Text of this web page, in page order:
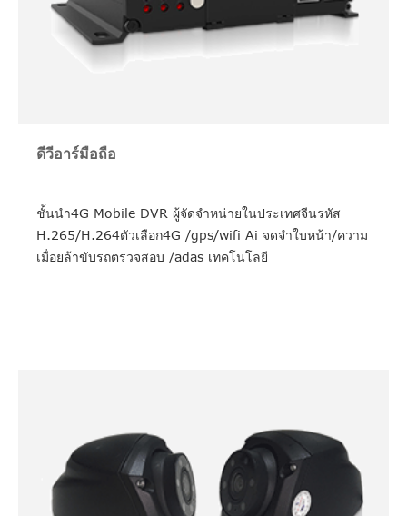
ดีวีอาร์มือถือ
ชั้นนำ4G Mobile DVR ผู้จัดจำหน่ายในประเทศจีนรหัส
H.265/H.264ตัวเลือก4G /gps/wifi Ai จดจำใบหน้า/ความ
เมื่อยล้าขับรถตรวจสอบ /adas เทคโนโลยี